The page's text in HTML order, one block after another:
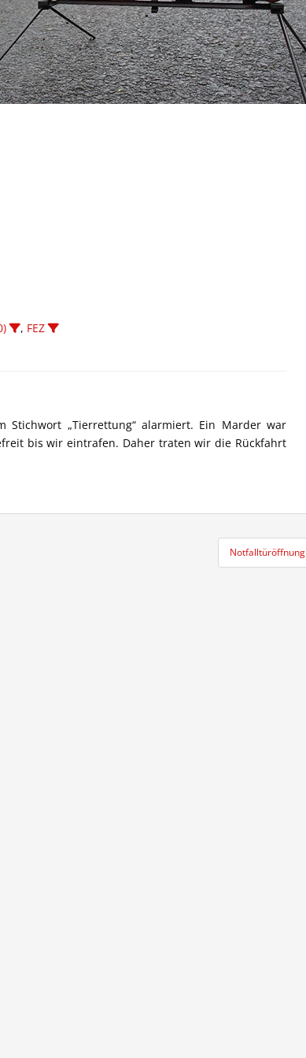
, FEZ
„Tierrettung“ alarmiert. Ein Marder war
bis wir eintrafen. Daher traten wir die Rückfahrt
Notfalltüröffnung